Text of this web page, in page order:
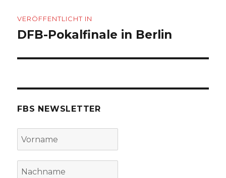
VERÖFFENTLICHT IN
DFB-Pokalfinale in Berlin
FBS NEWSLETTER